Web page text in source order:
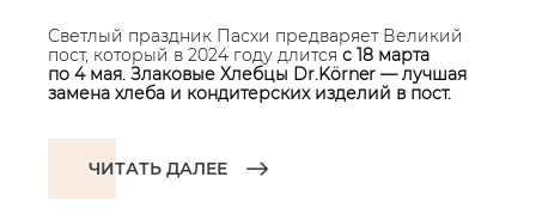
Светлый праздник Пасхи предваряет Великий
пост, который в 2024 году длится с 18 марта
по 4 мая. Злаковые Хлебцы Dr.Körner — лучшая
замена хлеба и кондитерских изделий в пост.
ЧИТАТЬ ДАЛЕЕ